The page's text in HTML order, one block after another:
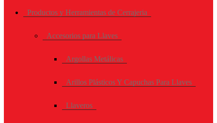
Productos y Herramientas de Cerrajeria
Accesorios para Llaves
Argollas Metálicas
Arillos Plásticos Y Capuchas Para Llaves
Llaveros